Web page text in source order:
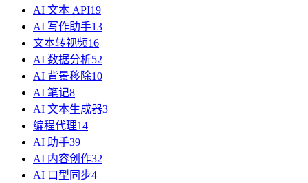
AI 文本 API19
AI 写作助手13
文本转视频16
AI 数据分析52
AI 背景移除10
AI 笔记8
AI 文本生成器3
编程代理14
AI 助手39
AI 内容创作32
AI 口型同步4